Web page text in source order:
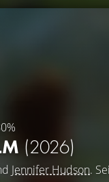
(2026)
Jennifer Hudson.